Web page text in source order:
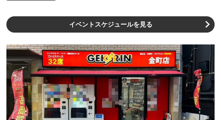
イベントスケジュールを見る